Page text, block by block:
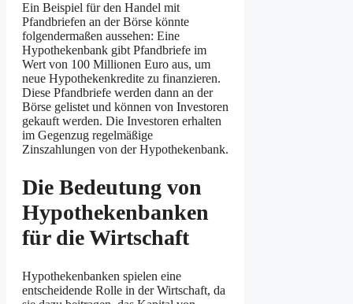
Ein Beispiel für den Handel mit
Pfandbriefen an der Börse könnte
folgendermaßen aussehen: Eine
Hypothekenbank gibt Pfandbriefe im
Wert von 100 Millionen Euro aus, um
neue Hypothekenkredite zu finanzieren.
Diese Pfandbriefe werden dann an der
Börse gelistet und können von Investoren
gekauft werden. Die Investoren erhalten
im Gegenzug regelmäßige
Zinszahlungen von der Hypothekenbank.
Die Bedeutung von
Hypothekenbanken
für die Wirtschaft
Hypothekenbanken spielen eine
entscheidende Rolle in der Wirtschaft, da